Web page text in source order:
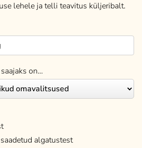
lehele ja telli teavitus küljeribalt.
on…
algatustest